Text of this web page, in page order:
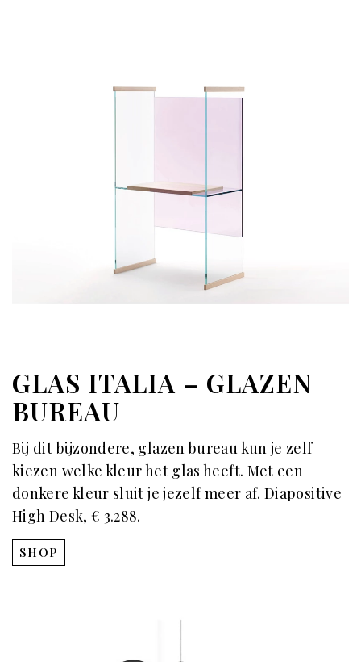
GLAS ITALIA – GLAZEN
BUREAU
Bij dit bijzondere, glazen bureau kun je zelf
kiezen welke kleur het glas heeft. Met een
donkere kleur sluit je jezelf meer af. Diapositive
High Desk, € 3.288.
SHOP